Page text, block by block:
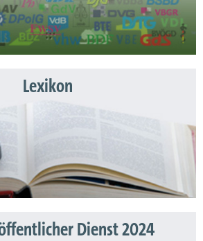
Lexikon
Dienst 2024